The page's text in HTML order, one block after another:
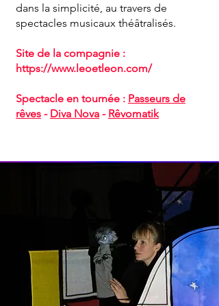
dans la simplicité, au travers de
spectacles musicaux théâtralisés.
Site de la compagnie :
https://www.leoetleon.com/
Spectacle en tournée : Passeurs de
rêves - Diva Nova - Rêvomatik